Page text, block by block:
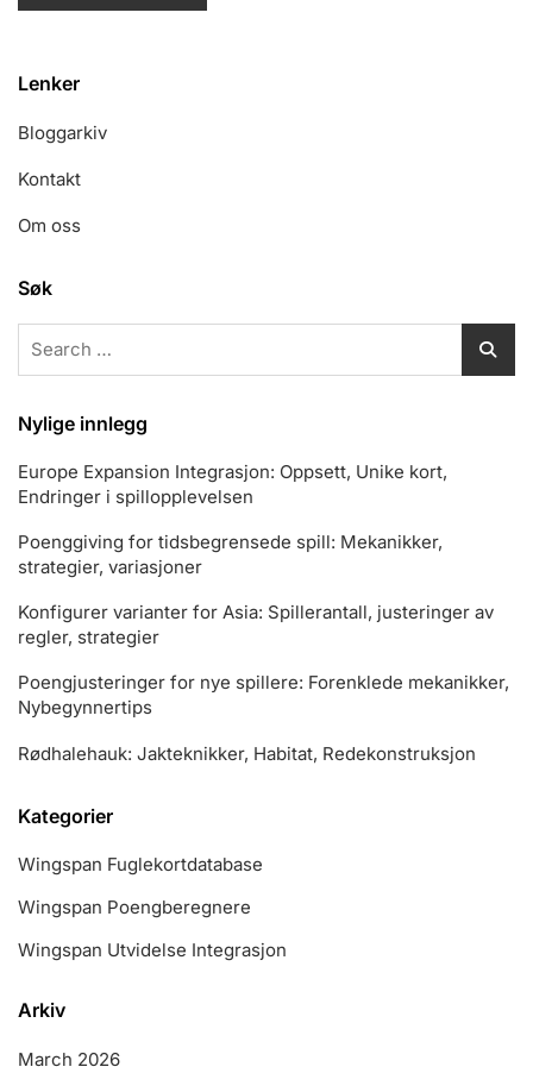
Lenker
Bloggarkiv
Kontakt
Om oss
Søk
Nylige innlegg
Europe Expansion Integrasjon: Oppsett, Unike kort,
Endringer i spillopplevelsen
Poenggiving for tidsbegrensede spill: Mekanikker,
strategier, variasjoner
Konfigurer varianter for Asia: Spillerantall, justeringer av
regler, strategier
Poengjusteringer for nye spillere: Forenklede mekanikker,
Nybegynnertips
Rødhalehauk: Jakteknikker, Habitat, Redekonstruksjon
Kategorier
Wingspan Fuglekortdatabase
Wingspan Poengberegnere
Wingspan Utvidelse Integrasjon
Arkiv
March 2026